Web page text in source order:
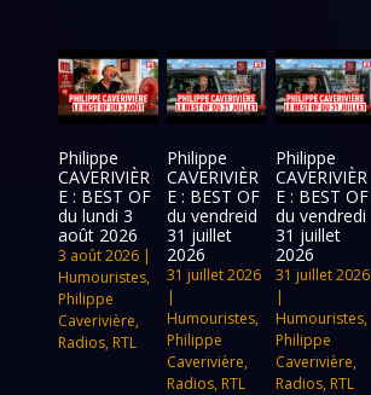
Philippe
CAVERIVIÈR
E : BEST OF
du lundi 3
août 2026
3 août 2026 |
Humouristes,
Philippe
Caverivière,
Radios, RTL
Philippe
CAVERIVIÈR
E : BEST OF
du vendreid
31 juillet
2026
31 juillet 2026
|
Humouristes,
Philippe
Caverivière,
Radios, RTL
Philippe
CAVERIVIÈR
E : BEST OF
du vendredi
31 juillet
2026
31 juillet 2026
|
Humouristes,
Philippe
Caverivière,
Radios, RTL